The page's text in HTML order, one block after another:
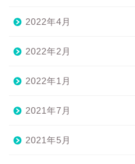
2022年4月
2022年2月
2022年1月
2021年7月
2021年5月